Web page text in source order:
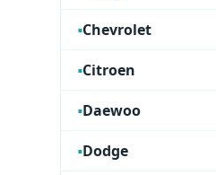
Chevrolet
Citroen
Daewoo
Dodge